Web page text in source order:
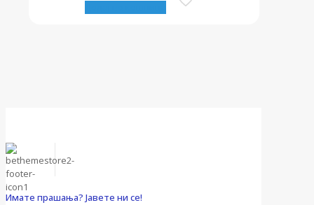
Имате прашања? Јавете ни се!